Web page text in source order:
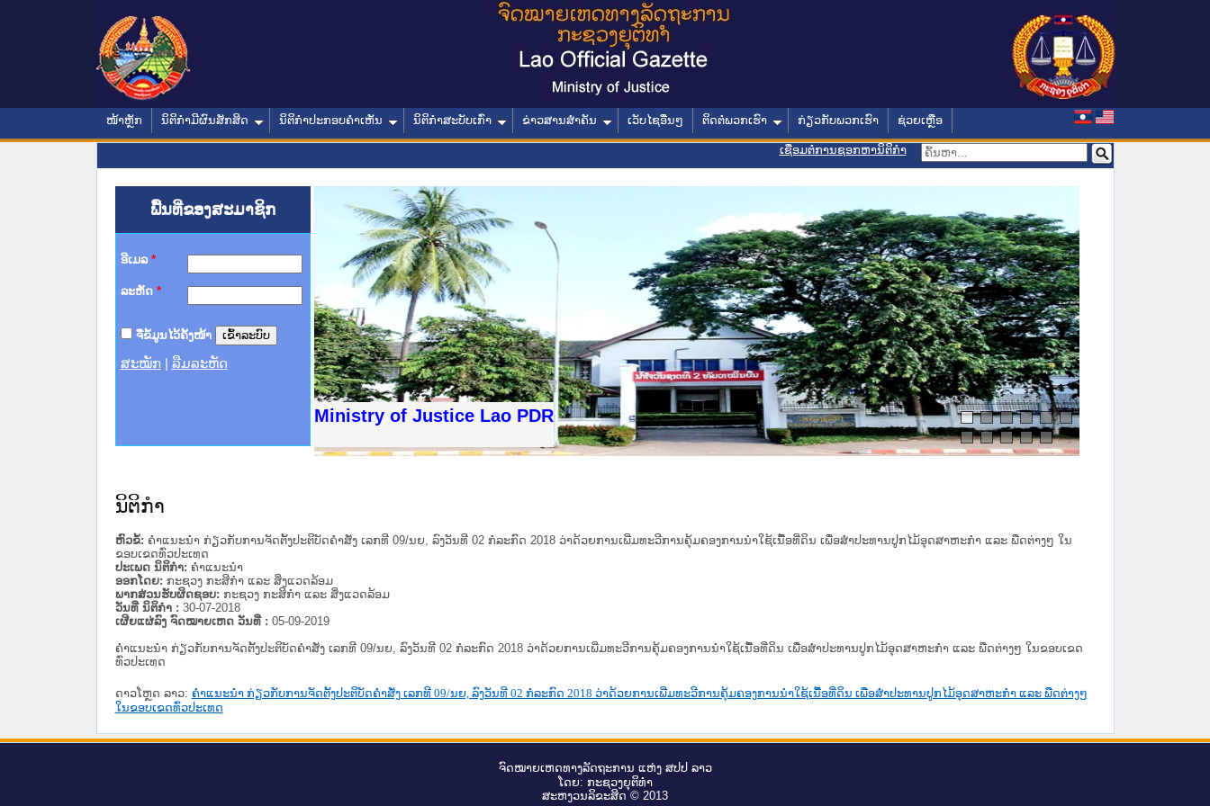
ໜ້າຫຼັກ ນິຕິກໍາມີຜົນສັກສິດ ນິຕິກໍາປະກອບຄໍາເຫັນ ນິຕິກໍາສະບັບເກົ່າ ຂ່າວສານສໍາຄັນ ເວັບໄຊອື່ນໆ ຕິດຕໍ່ພວກເຮົາ ກ່ຽວກັບພວກເຮົາ ຊ່ວຍເຫຼືອ
ເຊື່ອມຕໍ່ການຊອກຫານິຕິກຳ
ພື້ນທີ່ຂອງສະມາຊິກ
ອີເມລ *
ລະຫັດ *
ຈື່ຂໍ້ມູນໄວ້ຄັ້ງໜ້າ
ສະໝັກ ລືມລະຫັດ
Ministry of Justice Lao PDR
ານສະພາປະຊາຊົນ ພາກເໜືອ
ທາງລັດຖະການ
ສຳລັບ ພາກກາງ
ສຳລັບ ພາກໃຕ້
ວິທະຍາຄານຕຳຫຼວດປະຊາຊົນ
ວິທະຍາຄານສັນຕິບານປະຊາຊົນ
ຂັ້ນແຂວງພາກເໜືອ
ານສະພາປະຊາຊົນ ພາກກາງ
ນິຕິກໍາ
ຫົວຂໍ້: ຄຳແນະນຳ ກ່ຽວກັບການຈັດຕັ້ງປະຕິບັດຄຳສັ່ງ ເລກທີ 09/ນຍ, ລົງວັນທີ 02 ກໍລະກົດ 2018 ວ່າດ້ວຍການເພີ່ມທະວີການຄຸ້ມຄອງການນຳໃຊ້ເນື້ອທີ່ດິນ ເພື່ອສຳປະທານປູກໄມ້ອຸດສາຫະກຳ ແລະ ພືດຕ່າງໆ ໃນ
ຂອບເຂດທົ່ວປະເທດ
ປະເພດ ນິຕິກໍາ: ຄໍາແນະນໍາ
ອອກໂດຍ: ກະຊວງ ກະສິກຳ ແລະ ສິ່ງແວດລ້ອມ
ພາກສ່ວນຮັບຜິດຊອບ: ກະຊວງ ກະສິກຳ ແລະ ສິ່ງແວດລ້ອມ
ວັນທີ່ ນິຕິກໍາ : 30-07-2018
ເຜີຍແຜ່ລົງ ຈົດໝາຍເຫດ ວັນທີ່ : 05-09-2019
ຄຳແນະນຳ ກ່ຽວກັບການຈັດຕັ້ງປະຕິບັດຄຳສັ່ງ ເລກທີ 09/ນຍ, ລົງວັນທີ 02 ກໍລະກົດ 2018 ວ່າດ້ວຍການເພີ່ມທະວີການຄຸ້ມຄອງການນຳໃຊ້ເນື້ອທີ່ດິນ ເພື່ອສຳປະທານປູກໄມ້ອຸດສາຫະກຳ ແລະ ພືດຕ່າງໆ ໃນຂອບເຂດ
ທົ່ວປະເທດ
ດາວໂຫຼດ ລາວ: ຄຳແນະນຳ ກ່ຽວກັບການຈັດຕັ້ງປະຕິບັດຄຳສັ່ງ ເລກທີ 09/ນຍ, ລົງວັນທີ 02 ກໍລະກົດ 2018 ວ່າດ້ວຍການເພີ່ມທະວີການຄຸ້ມຄອງການນຳໃຊ້ເນື້ອທີ່ດິນ ເພື່ອສຳປະທານປູກໄມ້ອຸດສາຫະກຳ ແລະ ພືດຕ່າງໆ
ໃນຂອບເຂດທົ່ວປະເທດ
ຈົດ​ໝາຍ​ເຫດ​ທາງ​ລັດ​ຖະ​ການ ແຫ່ງ ສ​ປ​ປ ລາວ
ໂດຍ: ກະ​ຊວງຍຸ​ຕິ​ທຳ
ສະ​ຫງວນ​ລິ​ຂະ​ສິດ © 2013